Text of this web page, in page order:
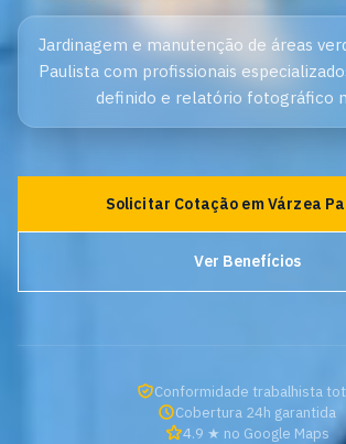
Jardinagem e manutenção de áreas
Paulista com profissionais
definido e relatório fotográfico
Solicitar Cotação em Várzea
Ver Benefícios
Conformidade trabalhista
Cobertura 24h garantida
4.9 ★ no Google Maps